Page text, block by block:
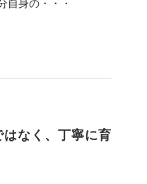
自身の・・・
なく、丁寧に育